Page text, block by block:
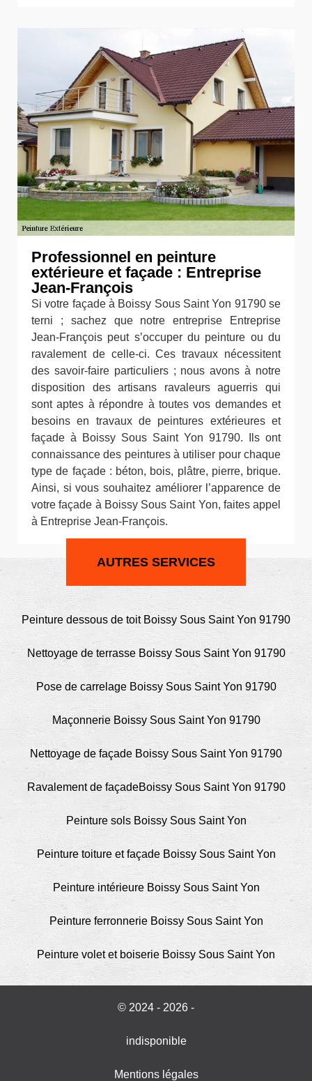
Professionnel en peinture
extérieure et façade : Entreprise
Jean-François
Si votre façade à Boissy Sous Saint Yon 91790 se
terni ; sachez que notre entreprise Entreprise
Jean-François peut s’occuper du peinture ou du
ravalement de celle-ci. Ces travaux nécessitent
des savoir-faire particuliers ; nous avons à notre
disposition des artisans ravaleurs aguerris qui
sont aptes à répondre à toutes vos demandes et
besoins en travaux de peintures extérieures et
façade à Boissy Sous Saint Yon 91790. Ils ont
connaissance des peintures à utiliser pour chaque
type de façade : béton, bois, plâtre, pierre, brique.
Ainsi, si vous souhaitez améliorer l’apparence de
votre façade à Boissy Sous Saint Yon, faites appel
à Entreprise Jean-François.
AUTRES SERVICES
Peinture dessous de toit Boissy Sous Saint Yon 91790
Nettoyage de terrasse Boissy Sous Saint Yon 91790
Pose de carrelage Boissy Sous Saint Yon 91790
Maçonnerie Boissy Sous Saint Yon 91790
Nettoyage de façade Boissy Sous Saint Yon 91790
Ravalement de façadeBoissy Sous Saint Yon 91790
Peinture sols Boissy Sous Saint Yon
Peinture toiture et façade Boissy Sous Saint Yon
Peinture intérieure Boissy Sous Saint Yon
Peinture ferronnerie Boissy Sous Saint Yon
Peinture volet et boiserie Boissy Sous Saint Yon
© 2024 - 2026 -
indisponible
Mentions légales